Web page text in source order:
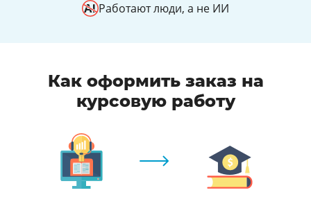
Работают люди, а не ИИ
Как оформить заказ на
курсовую работу